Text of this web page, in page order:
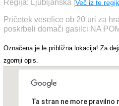
Regija: Ljubljanska [Več iz te
Pričetek veselice ob 20 uri za
poskrbeli domači gasilci NA
Označena je le približna lokacija! Za
zgornji opis.
Ta stran ne more pravilno